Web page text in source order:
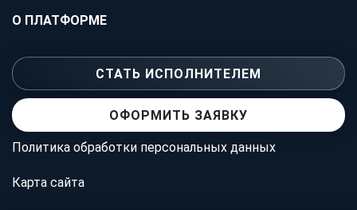
О ПЛАТФОРМЕ
СТАТЬ ИСПОЛНИТЕЛЕМ
ОФОРМИТЬ ЗАЯВКУ
Политика обработки персональных данных
Карта сайта